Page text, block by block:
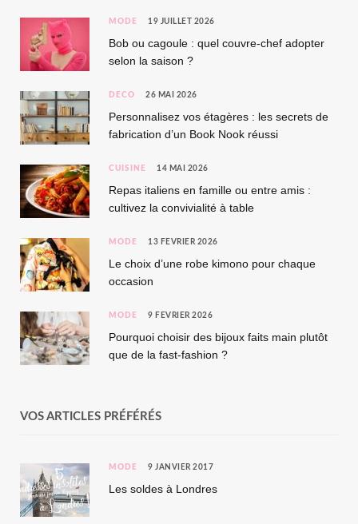
MODE 19 JUILLET 2026
Bob ou cagoule : quel couvre-chef adopter
selon la saison ?
DÉCO 26 MAI 2026
Personnalisez vos étagères : les secrets de
fabrication d’un Book Nook réussi
CUISINE 14 MAI 2026
Repas italiens en famille ou entre amis :
cultivez la convivialité à table
MODE 13 FÉVRIER 2026
Le choix d’une robe kimono pour chaque
occasion
MODE 9 FÉVRIER 2026
Pourquoi choisir des bijoux faits main plutôt
que de la fast-fashion ?
VOS ARTICLES PRÉFÉRÉS
MODE 9 JANVIER 2017
Les soldes à Londres